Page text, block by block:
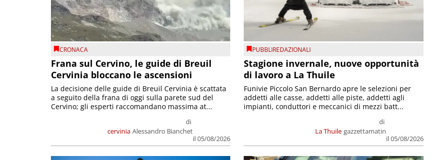
CRONACA
Frana sul Cervino, le guide di Breuil
Cervinia bloccano le ascensioni
cervinia
di
Alessandro Bianchet
il 05/08/2026
La decisione delle guide di Breuil Cervinia è scattata
a seguito della frana di oggi sulla parete sud del
Cervino; gli esperti raccomandano massima at...
PUBBLIREDAZIONALI
Stagione invernale, nuove opportunità
di lavoro a La Thuile
La Thuile
di
gazzettamatin
il 05/08/2026
Funivie Piccolo San Bernardo apre le selezioni per
addetti alle casse, addetti alle piste, addetti agli
impianti, conduttori e meccanici di mezzi batt...